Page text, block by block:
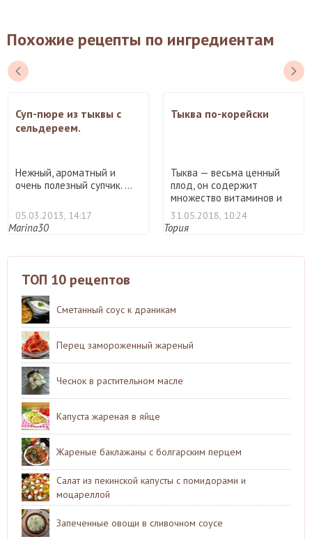
Похожие рецепты по ингредиентам
Суп-пюре из тыквы с
сельдереем.
Нежный, ароматный и
очень полезный супчик. ...
05.03.2013, 14:17
Marina30
Тыква по-корейски
Тыква — весьма ценный
плод, он содержит
множество витаминов и
микроэ ...
31.05.2018, 10:24
Тория
ТОП 10 рецептов
Сметанный соус к драникам
Перец замороженный жареный
Чеснок в растительном масле
Капуста жареная в яйце
Жареные баклажаны с болгарским перцем
Салат из пекинской капусты с помидорами и
моцареллой
Запеченные овощи в сливочном соусе